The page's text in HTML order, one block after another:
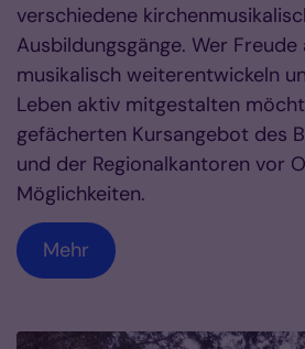
verschiedene
Ausbildungsgänge. Wer
musikalisch weiterentwickeln
Leben aktiv mitgestalten
gefächerten Kursangebot des
und der Regionalkantoren vor
Möglichkeiten.
Mehr